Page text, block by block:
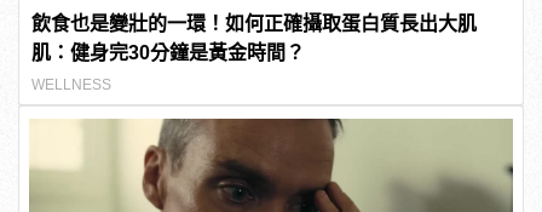
飲食也是變壯的一環！如何正確攝取蛋白質長出大肌
肌：健身完30分鐘是黃金時間？
WELLNESS